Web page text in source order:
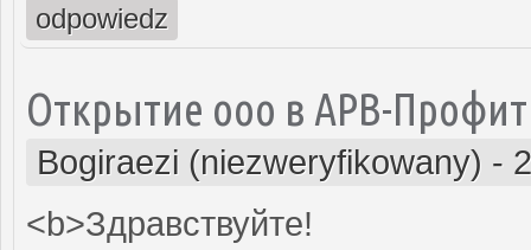
odpowiedz
Открытие ооо в АРВ-
Bogiraezi (niezweryfikowany) -
<b>Здравствуйте!